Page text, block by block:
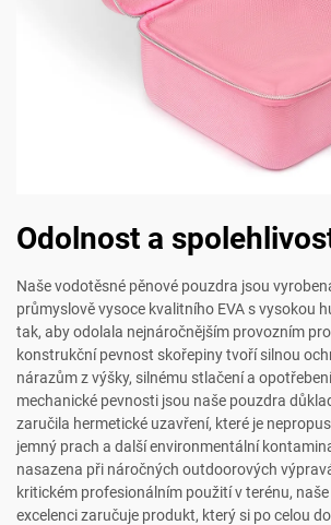
Odolnost a
Naše vodotěsné pěnové pouzdra jsou
průmyslově vysoce kvalitního EVA s vysokou
tak, aby odolala nejnáročnějším provozním
konstrukční pevnost skořepiny tvoří silnou
nárazům z výšky, silnému stlačení a
mechanické pevnosti jsou naše pouzdra
zaručila hermetické uzavření, které je
jemný prach a další environmentální
nasazena při náročných outdoorových
kritickém profesionálním použití v terénu,
excelenci zaručuje produkt, který si po celou